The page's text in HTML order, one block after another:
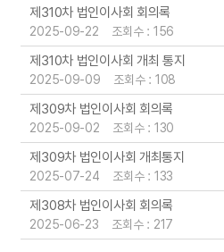
제310차 법인이사회 회의록
2025-09-22 조회수 : 156
제310차 법인이사회 개최 통지
2025-09-09 조회수 : 108
제309차 법인이사회 회의록
2025-09-02 조회수 : 130
제309차 법인이사회 개최통지
2025-07-24 조회수 : 133
제308차 법인이사회 회의록
2025-06-23 조회수 : 217